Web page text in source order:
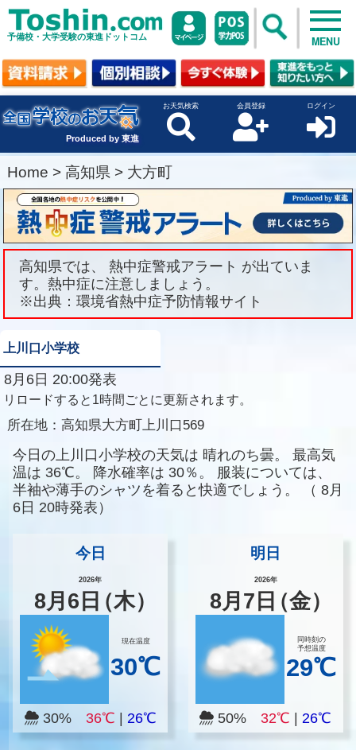
予備校・大学受験の東進ドットコム MENU
Produced by 東進
お天気検索 会員登録 ログイン
Home > 高知県 > 大方町
高知県では、 熱中症警戒アラート が出ていま
す。熱中症に注意しましょう。
※出典：環境省熱中症予防情報サイト
上川口小学校
8月6日 20:00発表
リロードすると1時間ごとに更新されます。
所在地： 高知県大方町上川口569
今日の上川口小学校の天気は 晴れのち曇。
最高気
温は 36℃。 降水確率は 30％。
服装については、
半袖や薄手のシャツを着ると快適でしょう。
（ 8月
6日 20時発表）
今日
2026年
8月 6 日（木）
現在温度
30℃
30% 36℃ 26℃
明日
2026年
8月 7 日（金）
同時刻の
予想温度
29℃
50%32℃ |26℃